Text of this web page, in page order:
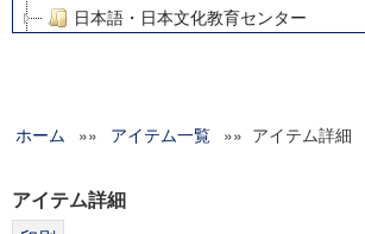
日本語・日本文化教育センター
グローバルリサーチインスティテュート
科学研究費補助金研究成果報告書
ホーム »» アイテム一覧 »» アイテム詳細
アイテム詳細